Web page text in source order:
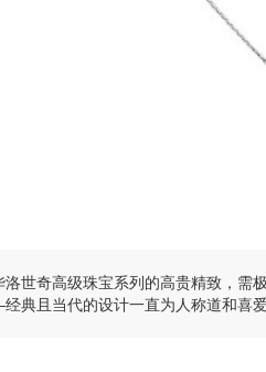
洛世奇高级珠宝系列的高贵精致，需
典且当代的设计一直为人称道和喜爱